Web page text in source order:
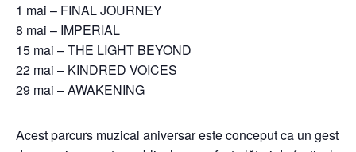
1 mai – FINAL JOURNEY
8 mai – IMPERIAL
15 mai – THE LIGHT BEYOND
22 mai – KINDRED VOICES
29 mai – AWAKENING
Acest parcurs muzical aniversar este conceput ca un gest